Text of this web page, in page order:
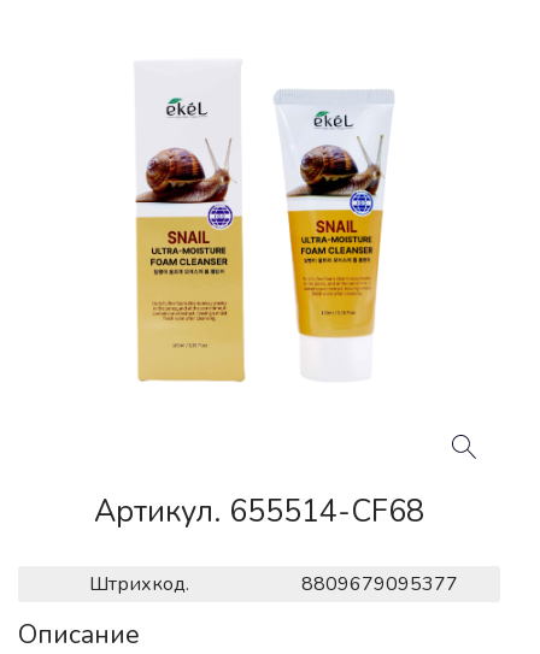
Артикул. 655514-CF68
Штрихкод. 8809679095377
Описание